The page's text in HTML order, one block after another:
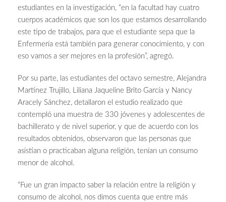
estudiantes en la investigación, “en la facultad hay cuatro
cuerpos académicos que son los que estamos desarrollando
este tipo de trabajos, para que el estudiante sepa que la
Enfermería está también para generar conocimiento, y con
eso vamos a ser mejores en la profesión”, agregó.
Por su parte, las estudiantes del octavo semestre, Alejandra
Martínez Trujillo, Liliana Jaqueline Brito García y Nancy
Aracely Sánchez, detallaron el estudio realizado que
contempló una muestra de 330 jóvenes y adolescentes de
bachillerato y de nivel superior, y que de acuerdo con los
resultados obtenidos, observaron que las personas que
asistían o practicaban alguna religión, tenían un consumo
menor de alcohol.
“Fue un gran impacto saber la relación entre la religión y
consumo de alcohol, nos dimos cuenta que entre más